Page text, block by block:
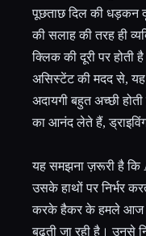
पूछताछ दिल की धड़कन
की सलाह की तरह ही
क्लिक की दूरी पर
असिस्टेंट की मदद से,
अदायगी बहुत अच्छी
का आनंद लेते हैं,
यह समझना ज़रूरी है कि
उसके हाथों पर निर्भर
करके हैकर के हमले आज
बढ़ती जा रही है। उनसे